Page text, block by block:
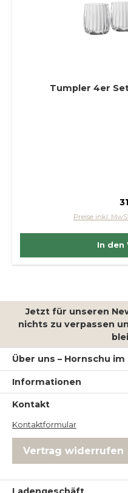
Preise inkl.
In den
Jetzt für unseren
nichts zu verpassen
Über uns – Hornschu
Informationen
Kontakt
Kontaktformular
Vertrag widerrufen